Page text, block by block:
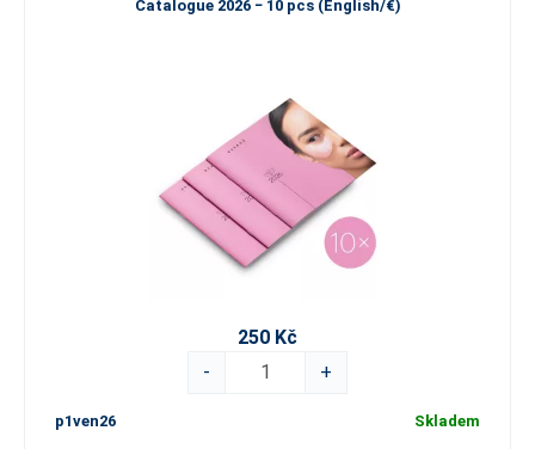
Catalogue 2026 − 10 pcs (English/€)
250 Kč
-
+
p1ven26 Skladem